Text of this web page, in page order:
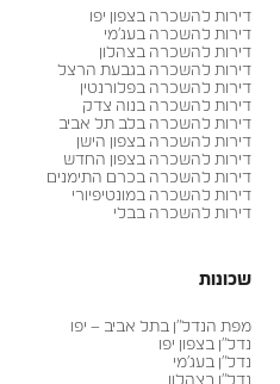
דירות להשכרה בצפון יפו
דירות להשכרה בעג׳מי
דירות להשכרה בצהלון
דירות להשכרה בגבעת הרצל
דירות להשכרה בפלורנטין
דירות להשכרה בנוה צדק
דירות להשכרה בלב תל אביב
דירות להשכרה בצפון הישן
דירות להשכרה בצפון החדש
דירות להשכרה בכרם התימנים
דירות להשכרה במונטיפיורי
דירות להשכרה בבלי
שכונות
מפת הנדל״ן בתל אביב – יפו
נדל״ן בצפון יפו
נדל״ן בעג׳מי
נדל״ן בצהלון